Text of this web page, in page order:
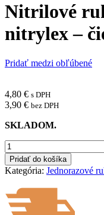
Nitrilové
nitrylex –
Pridať medzi obľúbené
4,80 € s DPH
3,90 € bez DPH
SKLADOM.
množstvo
Nitrilové
rukavice
jednorázové
nitrylex
-
čierne
Pridať do košíka
Kategória: Jednorazové